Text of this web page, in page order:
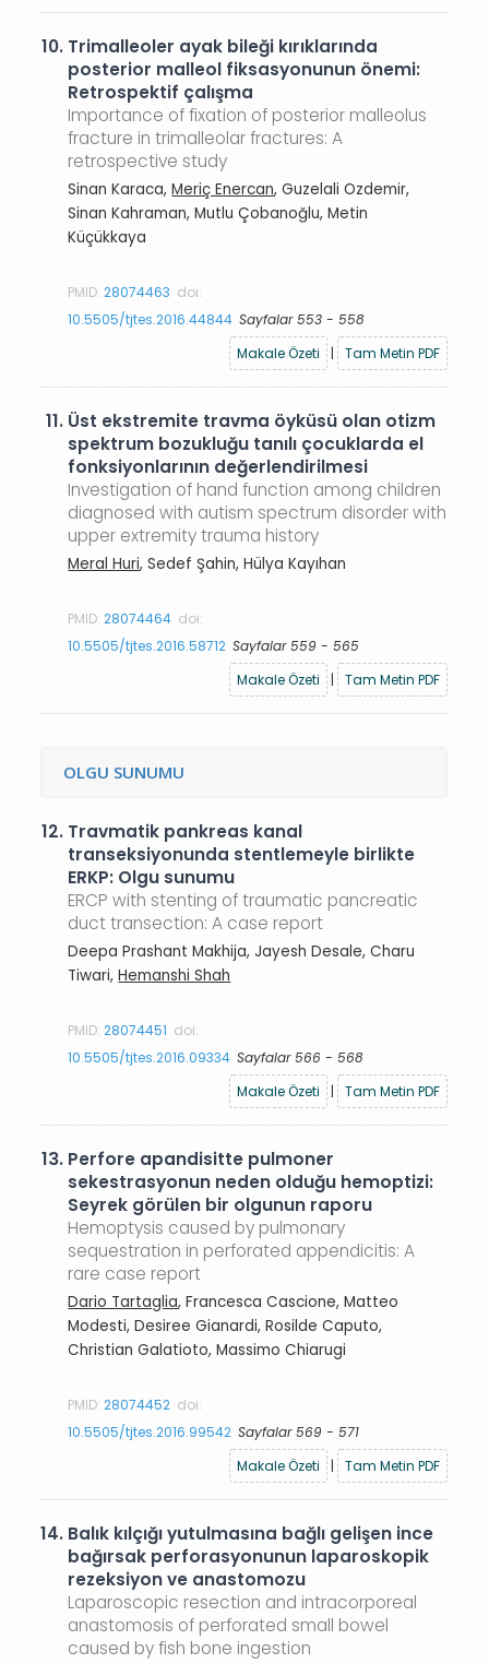
10. Trimalleoler ayak bileği kırıklarında
posterior malleol fiksasyonunun önemi:
Retrospektif çalışma
Importance of fixation of posterior malleolus
fracture in trimalleolar fractures: A
retrospective study
Sinan Karaca,Meriç Enercan, Guzelali Ozdemir,
Sinan Kahraman, Mutlu Çobanoğlu, Metin
Küçükkaya
PMID:28074463 doi:
10.5505/tjtes.2016.44844 Sayfalar 553 - 558
Makale Özeti
| Tam Metin PDF
11. Üst ekstremite travma öyküsü olan otizm
spektrum bozukluğu tanılı çocuklarda el
fonksiyonlarının değerlendirilmesi
Investigation of hand function among children
diagnosed with autism spectrum disorder with
upper extremity trauma history
Meral Huri, Sedef Şahin, Hülya Kayıhan
PMID:28074464 doi:
10.5505/tjtes.2016.58712 Sayfalar 559 - 565
Makale Özeti
| Tam Metin PDF
OLGU SUNUMU
12. Travmatik pankreas kanal
transeksiyonunda stentlemeyle birlikte
ERKP: Olgu sunumu
ERCP with stenting of traumatic pancreatic
duct transection: A case report
Deepa Prashant Makhija, Jayesh Desale, Charu
Tiwari,Hemanshi Shah
PMID:28074451 doi:
10.5505/tjtes.2016.09334 Sayfalar 566 - 568
Makale Özeti
| Tam Metin PDF
13. Perfore apandisitte pulmoner
sekestrasyonun neden olduğu hemoptizi:
Seyrek görülen bir olgunun raporu
Hemoptysis caused by pulmonary
sequestration in perforated appendicitis: A
rare case report
Dario Tartaglia, Francesca Cascione, Matteo
Modesti, Desiree Gianardi, Rosilde Caputo,
Christian Galatioto, Massimo Chiarugi
PMID:28074452 doi:
10.5505/tjtes.2016.99542 Sayfalar 569 - 571
Makale Özeti
| Tam Metin PDF
14. Balık kılçığı yutulmasına bağlı gelişen ince
bağırsak perforasyonunun laparoskopik
rezeksiyon ve anastomozu
Laparoscopic resection and intracorporeal
anastomosis of perforated small bowel
caused by fish bone ingestion